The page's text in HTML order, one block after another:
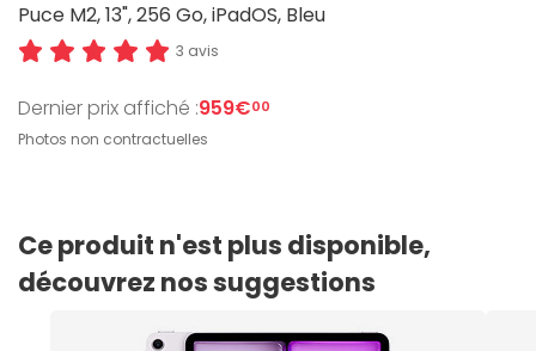
Puce M2, 13", 256 Go, iPadOS, Bleu
3 avis
Dernier prix affiché :959€00
Photos non contractuelles
Ce produit n'est plus disponible,
découvrez nos suggestions